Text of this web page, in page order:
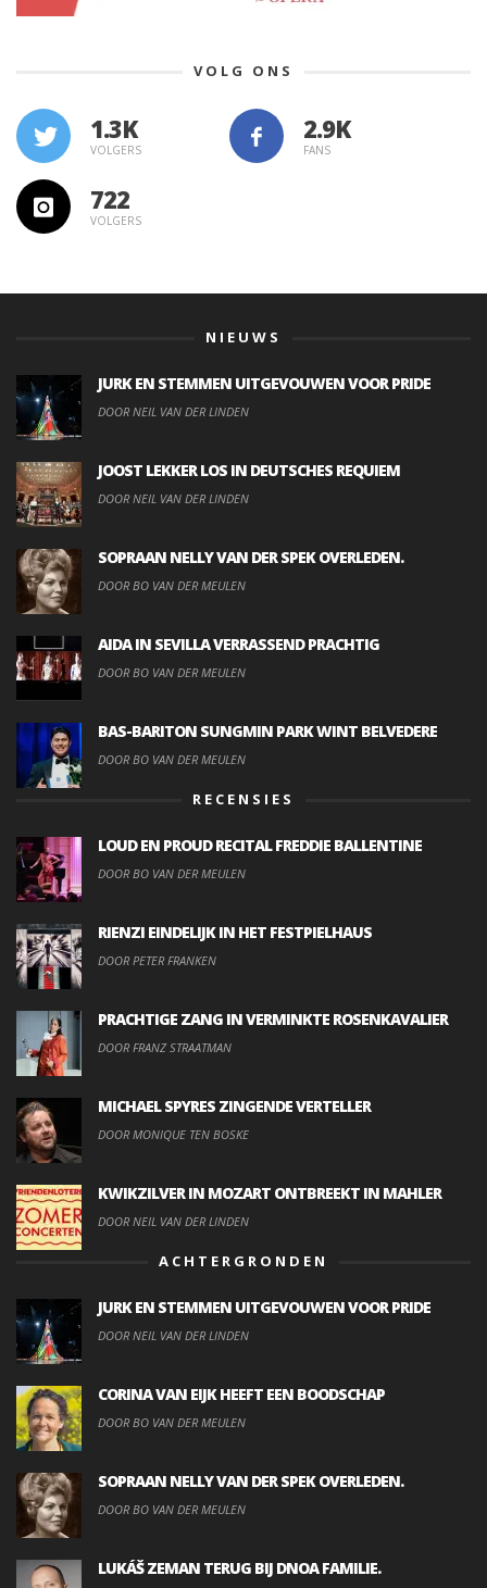
VOLG ONS
1.3K
VOLGERS FANS
722
VOLGERS
NIEUWS
JURK EN STEMMEN UITGEVOUWEN VOOR PRIDE
DOOR NEIL VAN DER LINDEN
JOOST LEKKER LOS IN DEUTSCHES REQUIEM
DOOR NEIL VAN DER LINDEN
SOPRAAN NELLY VAN DER SPEK OVERLEDEN.
DOOR BO VAN DER MEULEN
AIDA IN SEVILLA VERRASSEND PRACHTIG
DOOR BO VAN DER MEULEN
BAS-BARITON SUNGMIN PARK WINT BELVEDERE
DOOR BO VAN DER MEULEN
RECENSIES
LOUD EN PROUD RECITAL FREDDIE BALLENTINE
DOOR BO VAN DER MEULEN
RIENZI EINDELIJK IN HET FESTPIELHAUS
DOOR PETER FRANKEN
PRACHTIGE ZANG IN VERMINKTE ROSENKAVALIER
DOOR FRANZ STRAATMAN
MICHAEL SPYRES ZINGENDE VERTELLER
DOOR MONIQUE TEN BOSKE
KWIKZILVER IN MOZART ONTBREEKT IN MAHLER
DOOR NEIL VAN DER LINDEN
ACHTERGRONDEN
JURK EN STEMMEN UITGEVOUWEN VOOR PRIDE
DOOR NEIL VAN DER LINDEN
CORINA VAN EIJK HEEFT EEN BOODSCHAP
DOOR BO VAN DER MEULEN
SOPRAAN NELLY VAN DER SPEK OVERLEDEN.
DOOR BO VAN DER MEULEN
LUKÁŠ ZEMAN TERUG BIJ DNOA FAMILIE.